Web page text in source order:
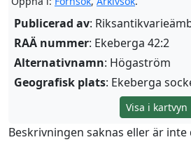
Publicerad av:
RAÄ nummer: Ekeberga 42:2
Alternativnamn: Högaström
Geografisk plats: Ekeberga
Visa i kartvyn
Beskrivningen saknas eller är